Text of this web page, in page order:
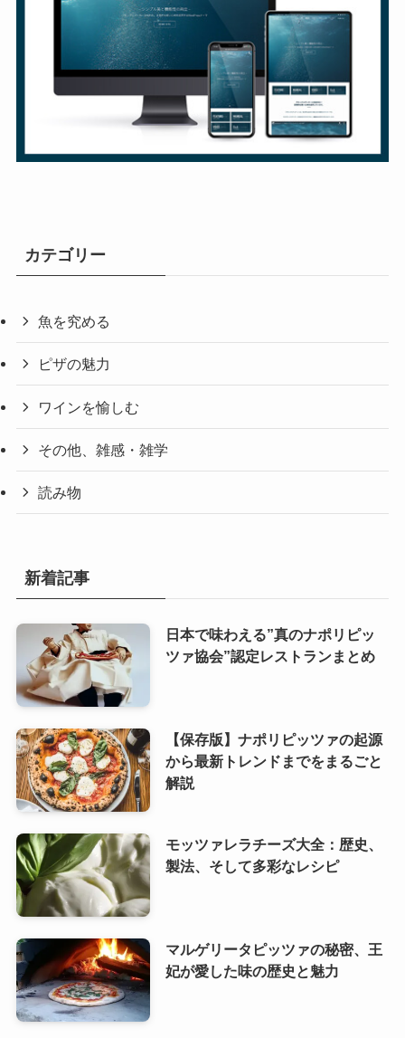
カテゴリー
魚を究める
ピザの魅力
ワインを愉しむ
その他、雑感・雑学
読み物
新着記事
日本で味わえる”真のナポリピッ
ツァ協会”認定レストランまとめ
【保存版】ナポリピッツァの起源
から最新トレンドまでをまるごと
解説
モッツァレラチーズ大全：歴史、
製法、そして多彩なレシピ
マルゲリータピッツァの秘密、王
妃が愛した味の歴史と魅力